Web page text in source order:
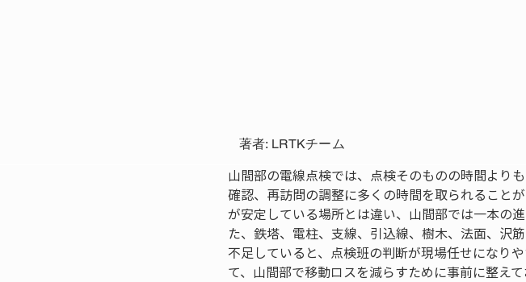
著者: LRTKチーム
山間部の電線点検では、点検そのものの時間より
確認、再訪問の調整に多くの時間を取られること
が安定している場所とは違い、山間部では一本の
た、鉄塔、電柱、支線、引込線、樹木、法面、沢
不足していると、点検班の判断が現場任せになり
て、山間部で移動ロスを減らすために事前に整え